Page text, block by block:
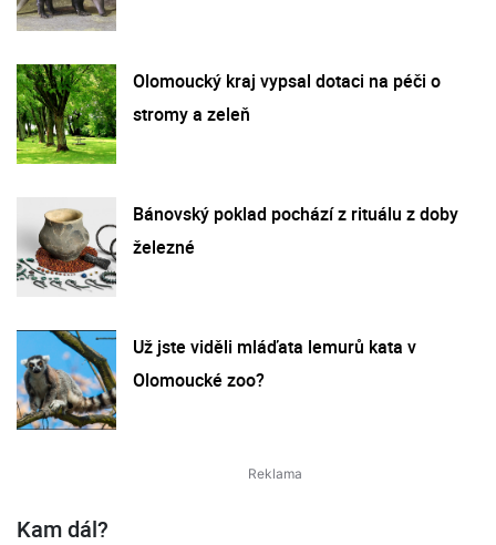
Olomoucký kraj vypsal dotaci na péči o
stromy a zeleň
Bánovský poklad pochází z rituálu z doby
železné
Už jste viděli mláďata lemurů kata v
Olomoucké zoo?
Kam dál?